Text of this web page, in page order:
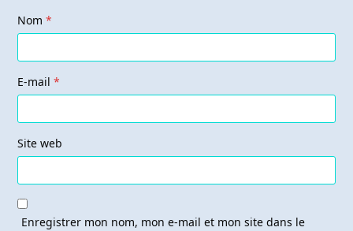
Nom*
E-mail*
Site web
Enregistrer mon nom, mon e-mail et mon site dans le